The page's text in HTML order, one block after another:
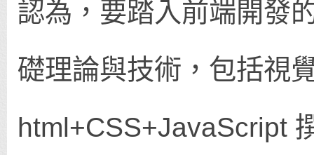
認為，要踏入前端開發
礎理論與技術，包括視
html+CSS+JavaScript